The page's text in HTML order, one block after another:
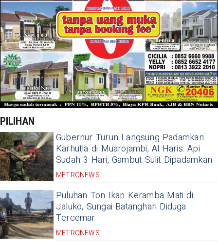
PILIHAN
Gubernur Turun Langsung Padamkan
Karhutla di Muarojambi, Al Haris: Api
Sudah 3 Hari, Gambut Sulit Dipadamkan
METRONEWS
Puluhan Ton Ikan Keramba Mati di
Jaluko, Sungai Batanghari Diduga
Tercemar
METRONEWS